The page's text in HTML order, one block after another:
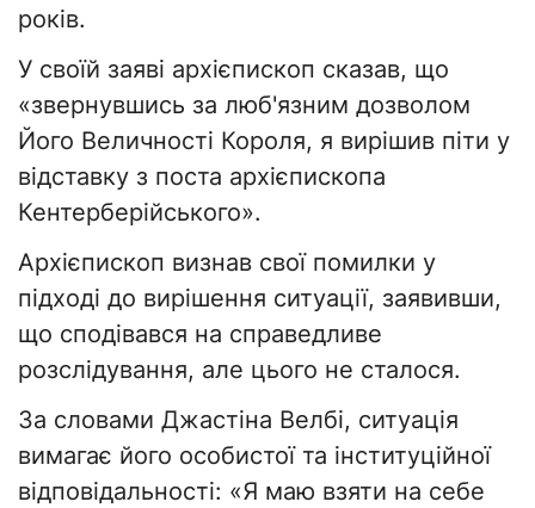
років.
У своїй заяві архієпископ сказав, що
«звернувшись за люб'язним дозволом
Його Величності Короля, я вирішив піти у
відставку з поста архієпископа
Кентерберійського».
Архієпископ визнав свої помилки у
підході до вирішення ситуації, заявивши,
що сподівався на справедливе
розслідування, але цього не сталося.
За словами Джастіна Велбі, ситуація
вимагає його особистої та інституційної
відповідальності: «Я маю взяти на себе